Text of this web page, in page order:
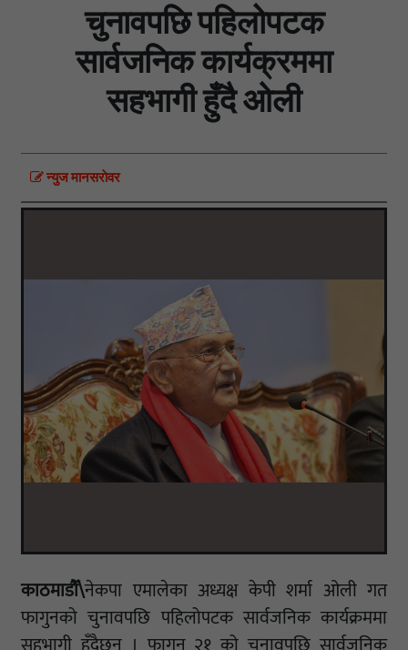
चुनावपछि पहिलोपटक
सार्वजनिक कार्यक्रममा
सहभागी हुँदै ओली
न्युज मानसराेवर
काठमाडौँ\नेकपा एमालेका अध्यक्ष केपी शर्मा ओली गत
फागुनको चुनावपछि पहिलोपटक सार्वजनिक कार्यक्रममा